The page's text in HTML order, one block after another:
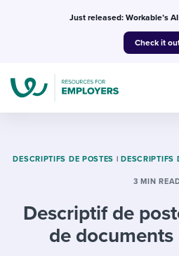
Just released: Workable’s
Check it
Templates
DESCRIPTIFS DE POSTES | DESCRIPTIFS
3 MIN
Descriptif de
de